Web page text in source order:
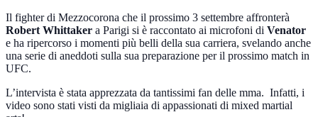
Il fighter di Mezzocorona che il prossimo 3 settembre affronterà
Robert Whittaker a Parigi si è raccontato ai microfoni di Venator
e ha ripercorso i momenti più belli della sua carriera, svelando anche
una serie di aneddoti sulla sua preparazione per il prossimo match in
UFC.
L’intervista è stata apprezzata da tantissimi fan delle mma. Infatti, i
video sono stati visti da migliaia di appassionati di mixed martial